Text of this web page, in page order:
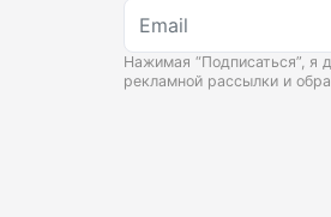
Нажимая “Подписаться”, я
рекламной рассылки и